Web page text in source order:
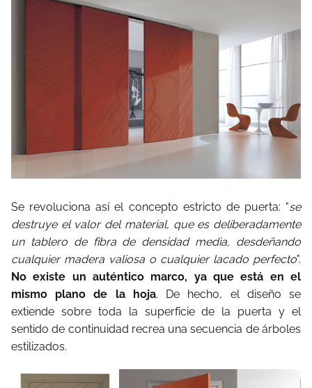
Se revoluciona así el concepto estricto de puerta: "se
destruye el valor del material, que es deliberadamente
un tablero de fibra de densidad media, desdeñando
cualquier madera valiosa o cualquier lacado perfecto".
No existe un auténtico marco, ya que está en el
mismo plano de la hoja. De hecho, el diseño se
extiende sobre toda la superficie de la puerta y el
sentido de continuidad recrea una secuencia de árboles
estilizados.